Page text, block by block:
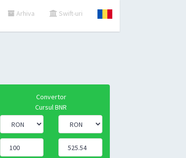
Arhiva Swift-uri
Convertor
Cursul BNR